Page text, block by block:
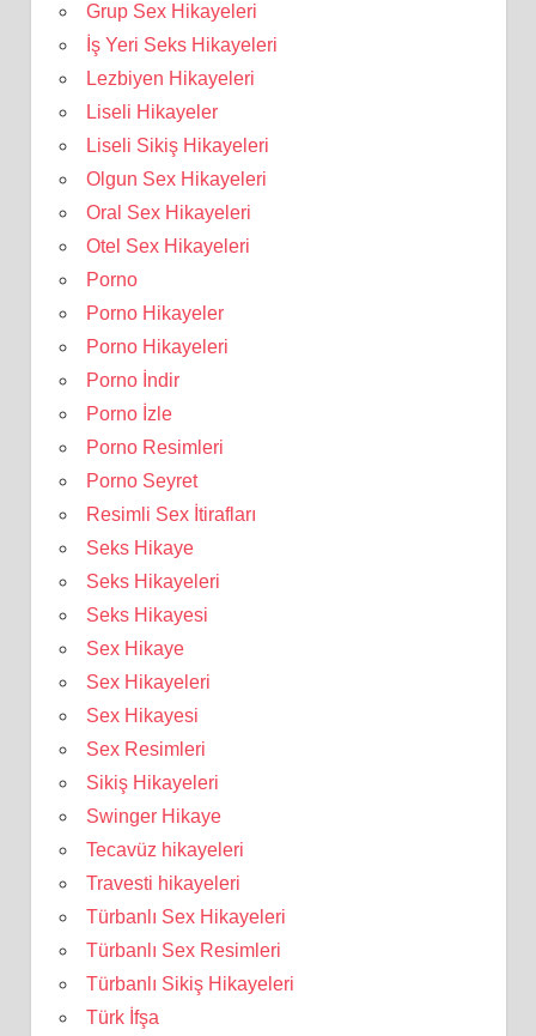
Grup Sex Hikayeleri
İş Yeri Seks Hikayeleri
Lezbiyen Hikayeleri
Liseli Hikayeler
Liseli Sikiş Hikayeleri
Olgun Sex Hikayeleri
Oral Sex Hikayeleri
Otel Sex Hikayeleri
Porno
Porno Hikayeler
Porno Hikayeleri
Porno İndir
Porno İzle
Porno Resimleri
Porno Seyret
Resimli Sex İtirafları
Seks Hikaye
Seks Hikayeleri
Seks Hikayesi
Sex Hikaye
Sex Hikayeleri
Sex Hikayesi
Sex Resimleri
Sikiş Hikayeleri
Swinger Hikaye
Tecavüz hikayeleri
Travesti hikayeleri
Türbanlı Sex Hikayeleri
Türbanlı Sex Resimleri
Türbanlı Sikiş Hikayeleri
Türk İfşa